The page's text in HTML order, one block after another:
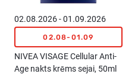
02.08.2026 - 01.09.2026
02.08-01.09
NIVEA VISAGE Cellular Anti-
Age nakts krēms sejai, 50ml